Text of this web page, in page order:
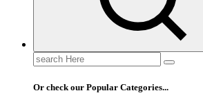
Search
for:
Or check our Popular Categories...